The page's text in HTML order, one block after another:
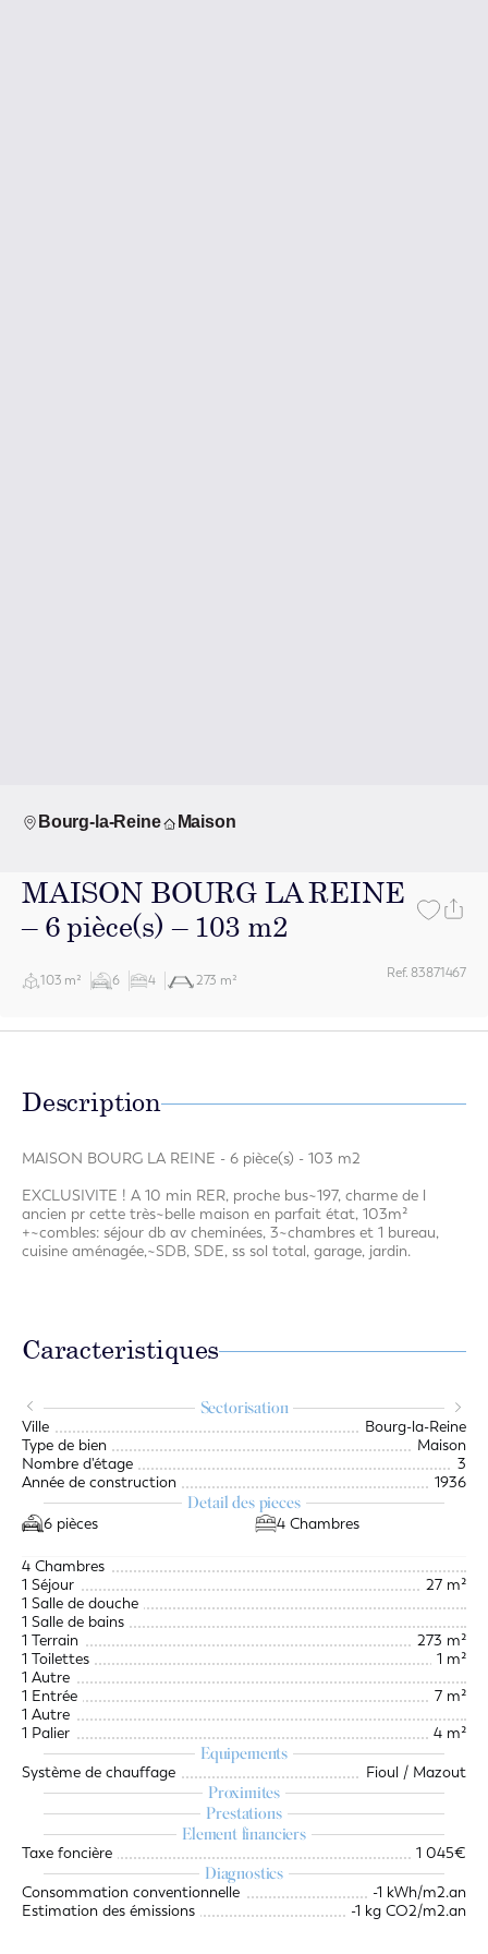
Bourg-la-Reine Maison
MAISON BOURG LA REINE
– 6 pièce(s) – 103 m2
103 m² 6 4 273 m² Ref. 83871467
Description
MAISON BOURG LA REINE - 6 pièce(s) - 103 m2
EXCLUSIVITE ! A 10 min RER, proche bus~197, charme de l
ancien pr cette très~belle maison en parfait état, 103m²
+~combles: séjour db av cheminées, 3~chambres et 1 bureau,
cuisine aménagée,~SDB, SDE, ss sol total, garage, jardin.
Caracteristiques
Sectorisation
Ville
Bourg-la-Reine
Type de bien
Maison
Nombre d'étage
3
Année de construction
1936
Detail des pieces
6 pièces 4 Chambres
4 Chambres
1 Séjour
27 m²
1 Salle de douche
1 Salle de bains
1 Terrain
273 m²
1 Toilettes
1 m²
1 Autre
1 Entrée
7 m²
1 Autre
1 Palier
4 m²
Equipements
Système de chauffage Fioul / Mazout
Proximites
Prestations
Element financiers
Taxe foncière 1 045€
Diagnostics
Consommation conventionnelle
-1 kWh/m2.an
Estimation des émissions
-1 kg CO2/m2.an